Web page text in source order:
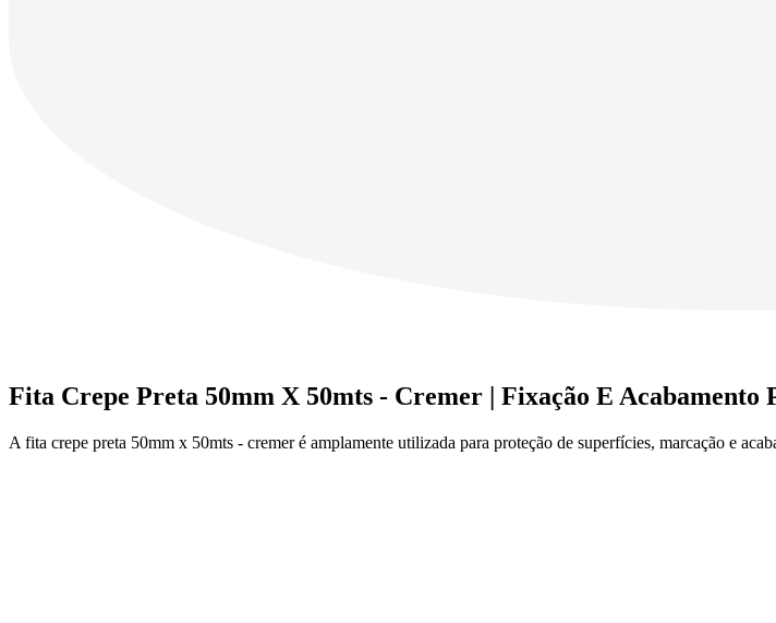
Fita Crepe Preta 50mm X 50mts - Cremer | Fixação E Acabamento
A fita crepe preta 50mm x 50mts - cremer é amplamente utilizada para proteção de superfícies, marcação e